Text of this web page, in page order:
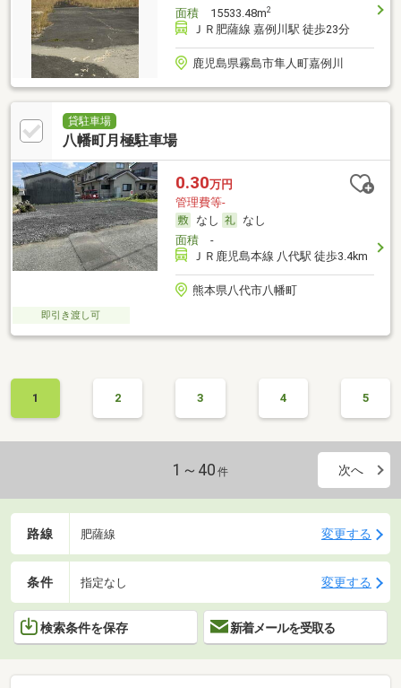
面積15533.48m2
ＪＲ肥薩線 嘉例川駅 徒歩23分
鹿児島県霧島市隼人町嘉例川
貸駐車場
八幡町月極駐車場
0.30万円
管理費等-
なし
なし
面積-
ＪＲ鹿児島本線 八代駅 徒歩3.4km
熊本県八代市八幡町
即引き渡し可
1 2 3 4 5
1～40 件 次へ
路線 肥薩線 変更する
条件 指定なし 変更する
検索条件を保存 新着メールを受取る